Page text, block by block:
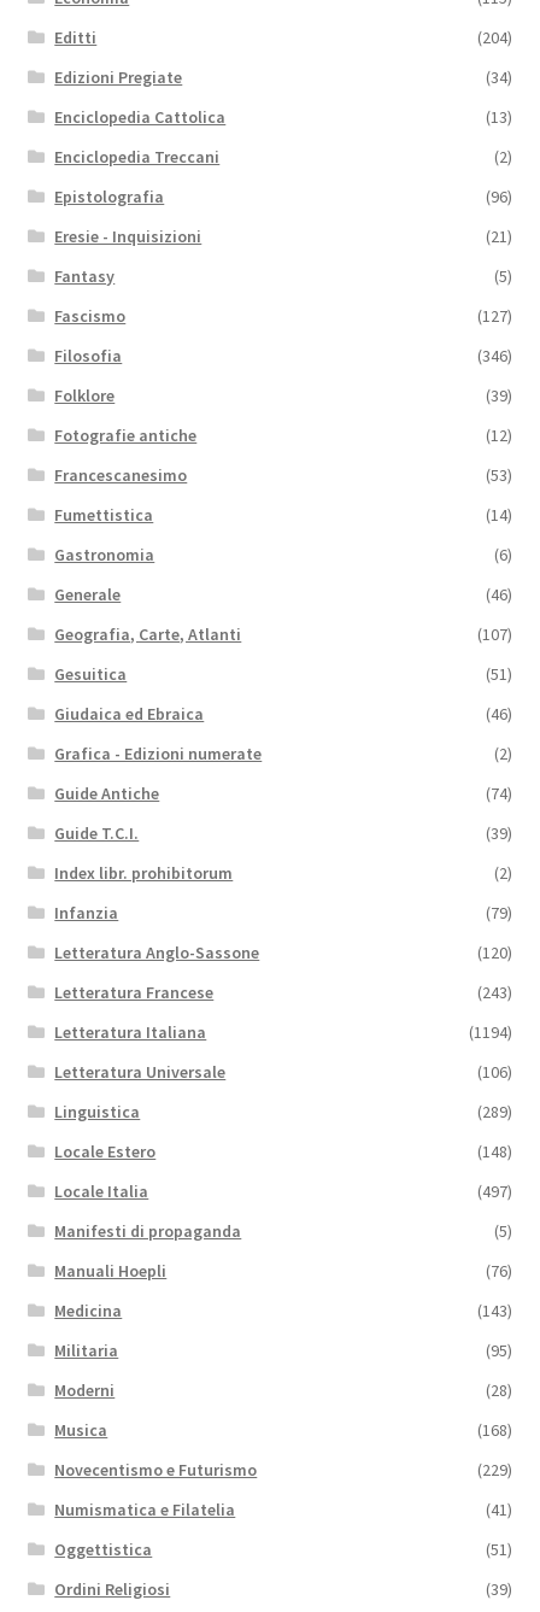
Editti
(204)
Edizioni Pregiate
(34)
Enciclopedia Cattolica
(13)
Enciclopedia Treccani
(2)
Epistolografia
(96)
Eresie - Inquisizioni
(21)
Fantasy
(5)
Fascismo
(127)
Filosofia
(346)
Folklore
(39)
Fotografie antiche
(12)
Francescanesimo
(53)
Fumettistica
(14)
Gastronomia
(6)
Generale
(46)
Geografia, Carte, Atlanti
(107)
Gesuitica
(51)
Giudaica ed Ebraica
(46)
Grafica - Edizioni numerate
(2)
Guide Antiche
(74)
Guide T.C.I.
(39)
Index libr. prohibitorum
(2)
Infanzia
(79)
Letteratura Anglo-Sassone
(120)
Letteratura Francese
(243)
Letteratura Italiana
(1194)
Letteratura Universale
(106)
Linguistica
(289)
Locale Estero
(148)
Locale Italia
(497)
Manifesti di propaganda
(5)
Manuali Hoepli
(76)
Medicina
(143)
Militaria
(95)
Moderni
(28)
Musica
(168)
Novecentismo e Futurismo
(229)
Numismatica e Filatelia
(41)
Oggettistica
(51)
Ordini Religiosi
(39)